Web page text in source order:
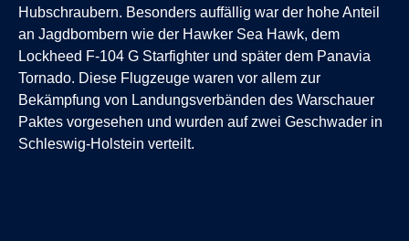
Hubschraubern. Besonders auffällig war der hohe Anteil
an Jagdbombern wie der Hawker Sea Hawk, dem
Lockheed F-104 G Starfighter und später dem Panavia
Tornado. Diese Flugzeuge waren vor allem zur
Bekämpfung von Landungsverbänden des Warschauer
Paktes vorgesehen und wurden auf zwei Geschwader in
Schleswig-Holstein verteilt.